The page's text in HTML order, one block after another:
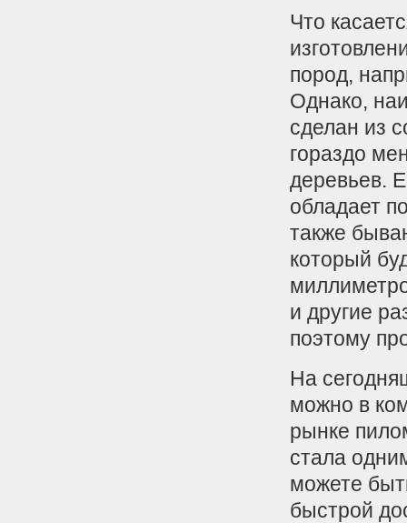
Что
пород,
Однако,
сделан из
гораздо
деревьев.
обладает
также
который
и другие
поэтому
На
можно в
рынке
стала
можете
быстрой